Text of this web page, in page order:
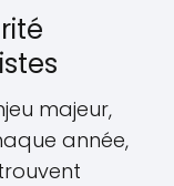
majeur,
année,